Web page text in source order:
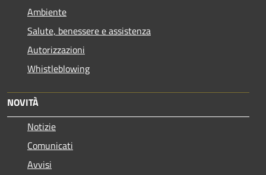
Ambiente
Salute, benessere e assistenza
Autorizzazioni
Whistleblowing
NOVITÀ
Notizie
Comunicati
Avvisi